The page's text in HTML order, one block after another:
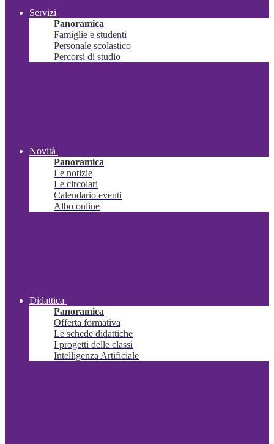
Servizi
Panoramica
Famiglie e studenti
Personale scolastico
Percorsi di studio
Novità
Panoramica
Le notizie
Le circolari
Calendario eventi
Albo online
Didattica
Panoramica
Offerta formativa
Le schede didattiche
I progetti delle classi
Intelligenza Artificiale